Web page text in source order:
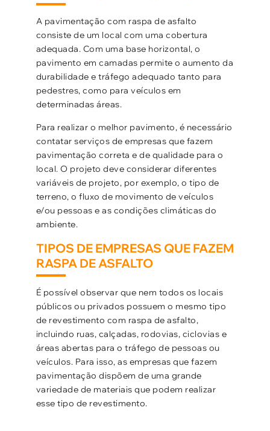
A pavimentação com raspa de asfalto
consiste de um local com uma cobertura
adequada. Com uma base horizontal, o
pavimento em camadas permite o aumento da
durabilidade e tráfego adequado tanto para
pedestres, como para veículos em
determinadas áreas.
Para realizar o melhor pavimento, é necessário
contatar serviços de empresas que fazem
pavimentação correta e de qualidade para o
local. O projeto deve considerar diferentes
variáveis de projeto, por exemplo, o tipo de
terreno, o fluxo de movimento de veículos
e/ou pessoas e as condições climáticas do
ambiente.
TIPOS DE EMPRESAS QUE FAZEM
RASPA DE ASFALTO
É possível observar que nem todos os locais
públicos ou privados possuem o mesmo tipo
de revestimento com raspa de asfalto,
incluindo ruas, calçadas, rodovias, ciclovias e
áreas abertas para o tráfego de pessoas ou
veículos. Para isso, as empresas que fazem
pavimentação dispõem de uma grande
variedade de materiais que podem realizar
esse tipo de revestimento.